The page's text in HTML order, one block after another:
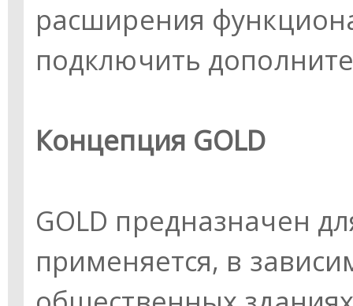
расширения
подключить
Концепция GOLD
GOLD предназначен
применяется, в